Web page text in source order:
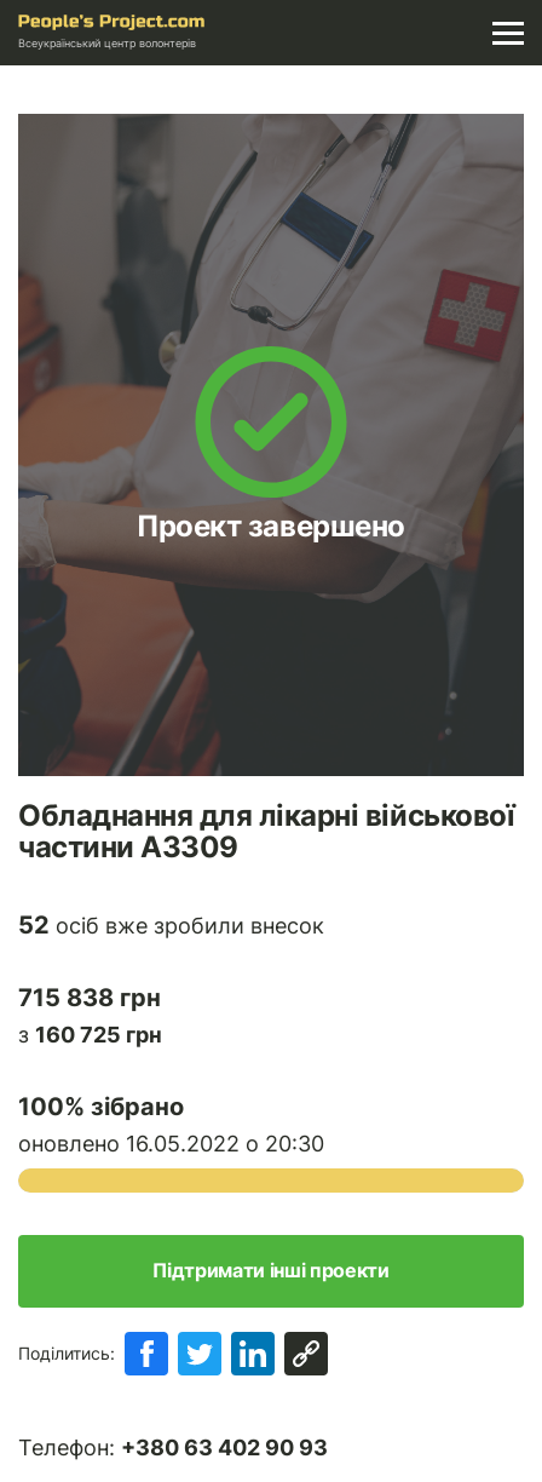
Всеукраїнський центр волонтерів
Проект завершено
Обладнання для лікарні військової
частини А3309
52 осіб вже зробили внесок
715 838 грн
з 160 725 грн
100% зібрано
оновлено 16.05.2022 о 20:30
Підтримати інші проекти
Поділитись:
Телефон: +380 63 402 90 93